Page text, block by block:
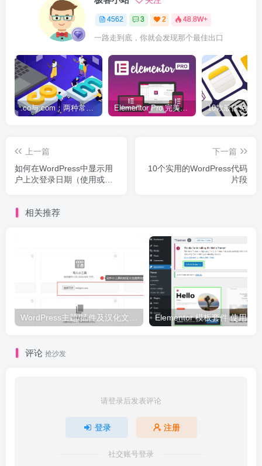
4562 3 2 48.8W+
一路走到底，你就会发现那个最佳出口
.co与.com：两种常用域名后缀名完全指南 Elementor Pro 完美汉化中文版（含全套模板）|可视化编辑页面自定义设计WordPress插件
上一篇
如何在WordPress中显示用
户上次登录日期（使用或不
下一篇
10个实用的WordPress代码
片段
相关推荐
WordPress主题/插件及汉化文件安装详细图文教程
评论 抢沙发
请登录后发表评论
登录 注册
社交账号登录